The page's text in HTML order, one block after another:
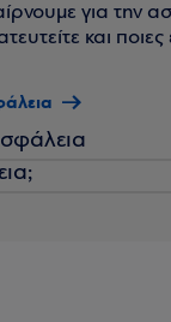
για την
και ποιες